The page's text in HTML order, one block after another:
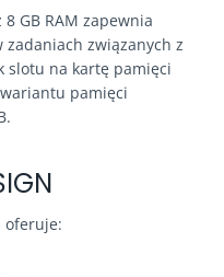
8 GB RAM zapewnia
zadaniach związanych z
slotu na kartę pamięci
pamięci
oferuje: